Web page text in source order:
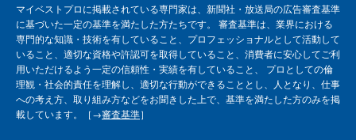
マイベストプロに掲載されている専門家は、新聞社・放送局の広告審査基準
に基づいた一定の基準を満たした方たちです。 審査基準は、業界における
専門的な知識・技術を有していること、プロフェッショナルとして活動して
いること、適切な資格や許認可を取得していること、消費者に安心してご利
用いただけるよう一定の信頼性・実績を有していること、 プロとしての倫
理観・社会的責任を理解し、適切な行動ができることとし、人となり、仕事
への考え方、取り組み方などをお聞きした上で、基準を満たした方のみを掲
載しています。［→審査基準］